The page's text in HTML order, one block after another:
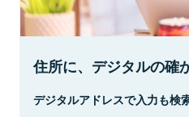
住所に、デジタルの確
デジタルアドレスで入力も検